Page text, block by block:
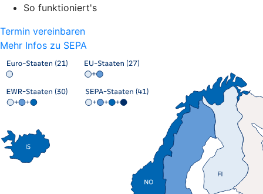
So funktioniert's
Termin vereinbaren
Mehr Infos zu SEPA